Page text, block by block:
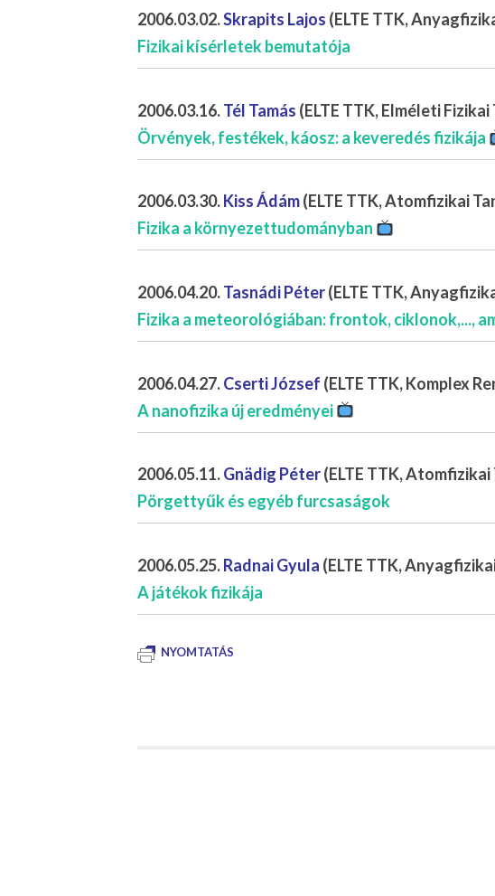
2006.03.02.Skrapits Lajos (ELTE TTK,
Fizikai kísérletek bemutatója
2006.03.16.Tél Tamás (ELTE TTK, Elméleti Fizikai
Örvények, festékek, káosz: a keveredés fizikája
2006.03.30.Kiss Ádám(ELTE TTK, Atomfizikai
Fizika a környezettudományban
2006.04.20.Tasnádi Péter(ELTE TTK,
Fizika a meteorológiában: frontok, ciklonok,...,
2006.04.27.Cserti József (ELTE TTK, Komplex
A nanofizika új eredményei
2006.05.11.Gnädig Péter(ELTE TTK, Atomfizikai
Pörgettyűk és egyéb furcsaságok
2006.05.25.Radnai Gyula (ELTE TTK,
A játékok fizikája
NYOMTATÁS